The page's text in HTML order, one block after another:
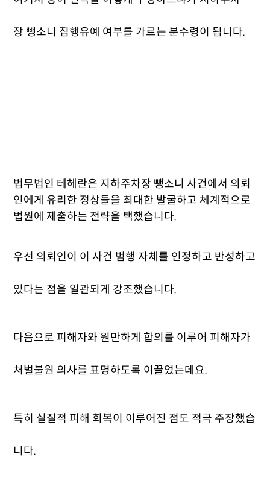
장 뺑소니 집행유예 여부를 가르는 분수령이 됩니다.
법무법인 테헤란은 지하주차장 뺑소니 사건에서 의뢰
인에게 유리한 정상들을 최대한 발굴하고 체계적으로
법원에 제출하는 전략을 택했습니다.
우선 의뢰인이 이 사건 범행 자체를 인정하고 반성하고
있다는 점을 일관되게 강조했습니다.
다음으로 피해자와 원만하게 합의를 이루어 피해자가
처벌불원 의사를 표명하도록 이끌었는데요.
특히 실질적 피해 회복이 이루어진 점도 적극 주장했습
니다.